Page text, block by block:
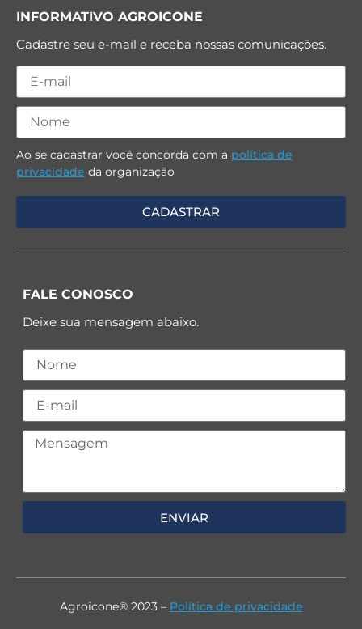
INFORMATIVO AGROICONE
Cadastre seu e-mail e receba nossas comunicações.
Ao se cadastrar você concorda com a política de
privacidade da organização
FALE CONOSCO
Deixe sua mensagem abaixo.
ENVIAR
Agroicone® 2023 – Política de privacidade